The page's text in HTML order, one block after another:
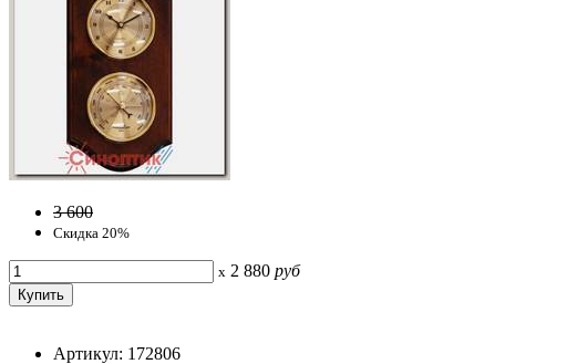
3 600
Скидка 20%
x 2 880 руб
Артикул: 172806